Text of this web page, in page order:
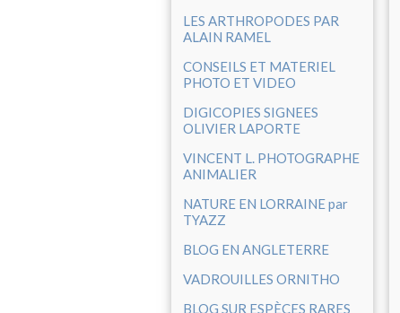
LES ARTHROPODES PAR
ALAIN RAMEL
CONSEILS ET MATERIEL
PHOTO ET VIDEO
DIGICOPIES SIGNEES
OLIVIER LAPORTE
VINCENT L. PHOTOGRAPHE
ANIMALIER
NATURE EN LORRAINE par
TYAZZ
BLOG EN ANGLETERRE
VADROUILLES ORNITHO
BLOG SUR ESPÈCES RARES